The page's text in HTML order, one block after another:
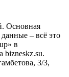
Основная
– всё это
в
bizneskz.su.
3/3,